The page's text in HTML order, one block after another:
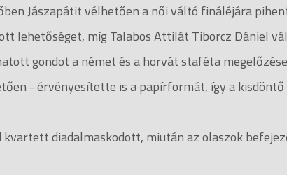
Jászapátit vélhetően a női váltó fináléjára
lehetőséget, míg Talabos Attilát Tiborcz Dániel
gondot a német és a horvát staféta
- érvényesítette is a papírformát, így a kisdöntő
diadalmaskodott, miután az olaszok